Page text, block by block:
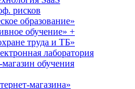
рисков
образование»
обучение» +
труда и ТБ»
лаборатория
обучения
магазина»